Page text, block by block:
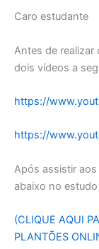
Caro estudante
Antes de
dois vídeos a
https://
https://
Após assistir
abaixo no
(CLIQUE AQUI
PLANTÕES